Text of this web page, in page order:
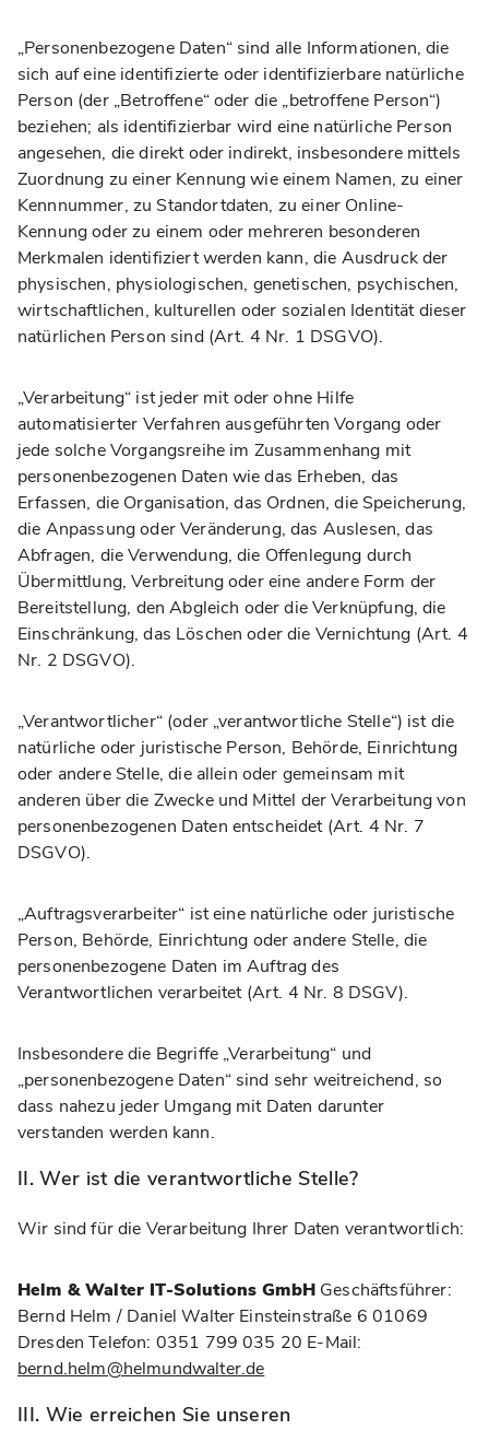
„Personenbezogene Daten“ sind alle Informationen, die
sich auf eine identifizierte oder identifizierbare natürliche
Person (der „Betroffene“ oder die „betroffene Person“)
beziehen; als identifizierbar wird eine natürliche Person
angesehen, die direkt oder indirekt, insbesondere mittels
Zuordnung zu einer Kennung wie einem Namen, zu einer
Kennnummer, zu Standortdaten, zu einer Online-
Kennung oder zu einem oder mehreren besonderen
Merkmalen identifiziert werden kann, die Ausdruck der
physischen, physiologischen, genetischen, psychischen,
wirtschaftlichen, kulturellen oder sozialen Identität dieser
natürlichen Person sind (Art. 4 Nr. 1 DSGVO).
„Verarbeitung“ ist jeder mit oder ohne Hilfe
automatisierter Verfahren ausgeführten Vorgang oder
jede solche Vorgangsreihe im Zusammenhang mit
personenbezogenen Daten wie das Erheben, das
Erfassen, die Organisation, das Ordnen, die Speicherung,
die Anpassung oder Veränderung, das Auslesen, das
Abfragen, die Verwendung, die Offenlegung durch
Übermittlung, Verbreitung oder eine andere Form der
Bereitstellung, den Abgleich oder die Verknüpfung, die
Einschränkung, das Löschen oder die Vernichtung (Art. 4
Nr. 2 DSGVO).
„Verantwortlicher“ (oder „verantwortliche Stelle“) ist die
natürliche oder juristische Person, Behörde, Einrichtung
oder andere Stelle, die allein oder gemeinsam mit
anderen über die Zwecke und Mittel der Verarbeitung von
personenbezogenen Daten entscheidet (Art. 4 Nr. 7
DSGVO).
„Auftragsverarbeiter“ ist eine natürliche oder juristische
Person, Behörde, Einrichtung oder andere Stelle, die
personenbezogene Daten im Auftrag des
Verantwortlichen verarbeitet (Art. 4 Nr. 8 DSGV).
Insbesondere die Begriffe „Verarbeitung“ und
„personenbezogene Daten“ sind sehr weitreichend, so
dass nahezu jeder Umgang mit Daten darunter
verstanden werden kann.
II. Wer ist die verantwortliche Stelle?
Wir sind für die Verarbeitung Ihrer Daten verantwortlich:
Helm & Walter IT-Solutions GmbHGeschäftsführer:
Bernd Helm / Daniel Walter Einsteinstraße 6 01069
Dresden Telefon: 0351 799 035 20 E-Mail:
bernd.helm@helmundwalter.de
III. Wie erreichen Sie unseren